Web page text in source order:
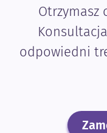
Otrzymasz
odpowiedni